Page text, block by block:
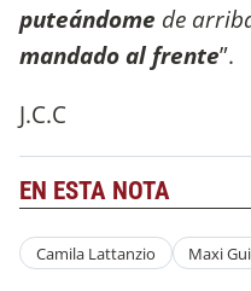
puteándome de
mandado al frente”.
J.C.C
EN ESTA NOTA
Camila Lattanzio Maxi